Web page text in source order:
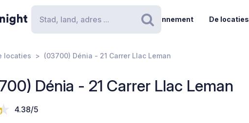
Zoeken
Abonnement De locaties
locaties (03700) Dénia - 21 Carrer Llac Leman
Dénia - 21 Carrer Llac Leman
4.38/5